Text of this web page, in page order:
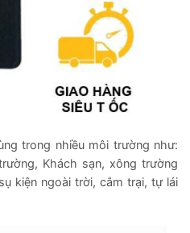
trong nhiều môi trường như:
Khách sạn, xông trường
kiện ngoài trời, cắm trại, tự lái